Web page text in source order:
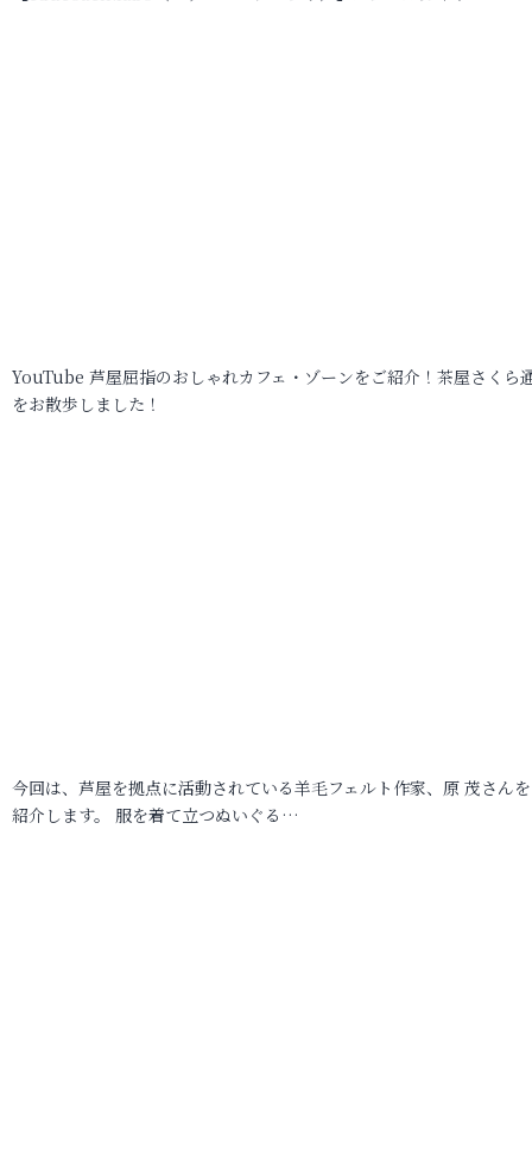
YouTube 芦屋屈指のおしゃれカフェ・ゾーンをご紹介！茶屋さくら
をお散歩しました！
今回は、芦屋を拠点に活動されている羊毛フェルト作家、原 茂さん
紹介します。 服を着て立つぬいぐる…